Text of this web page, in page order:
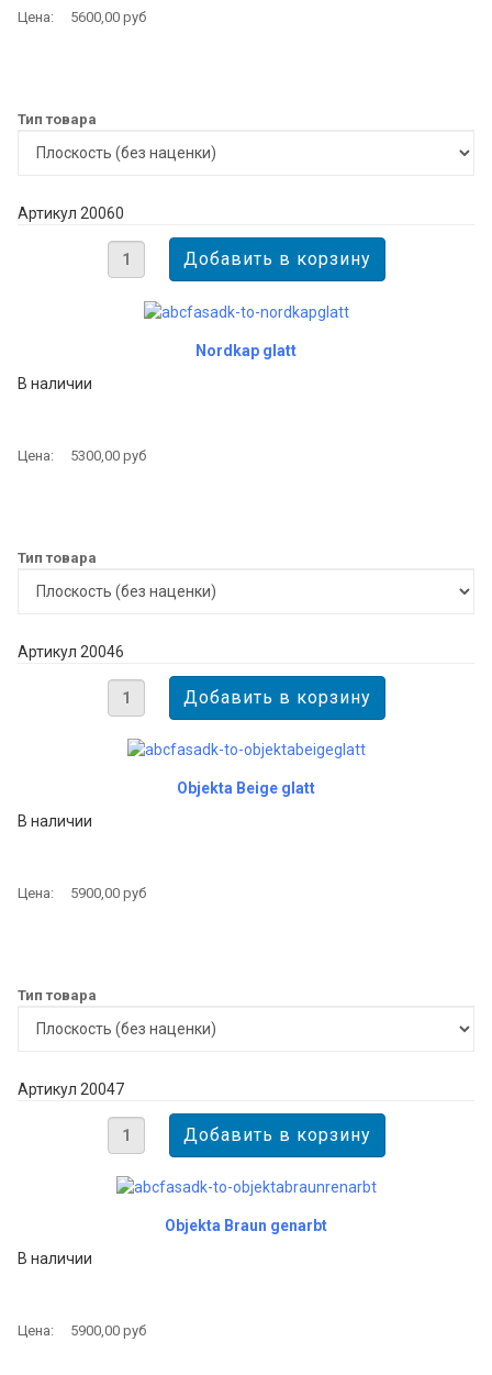
Цена: 5600,00 руб
Тип товара
Артикул 20060
Nordkap glatt
В наличии
Цена: 5300,00 руб
Тип товара
Артикул 20046
Objekta Beige glatt
В наличии
Цена: 5900,00 руб
Тип товара
Артикул 20047
Objekta Braun genarbt
В наличии
Цена: 5900,00 руб